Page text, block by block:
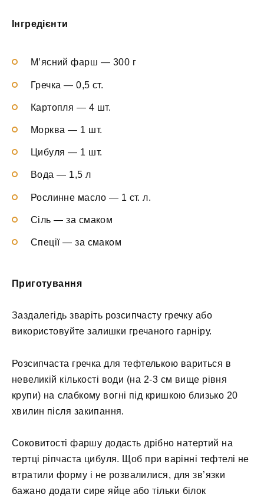
Інгредієнти
М’ясний фарш — 300 г
Гречка — 0,5 ст.
Картопля — 4 шт.
Морква — 1 шт.
Цибуля — 1 шт.
Вода — 1,5 л
Рослинне масло — 1 ст. л.
Сіль — за смаком
Спеції — за смаком
Приготування
Заздалегідь зваріть розсипчасту гречку або
використовуйте залишки гречаного гарніру.
Розсипчаста гречка для тефтелькою вариться в
невеликій кількості води (на 2-3 см вище рівня
крупи) на слабкому вогні під кришкою близько 20
хвилин після закипання.
Соковитості фаршу додасть дрібно натертий на
тертці ріпчаста цибуля. Щоб при варінні тефтелі не
втратили форму і не розвалилися, для зв’язки
бажано додати сире яйце або тільки білок